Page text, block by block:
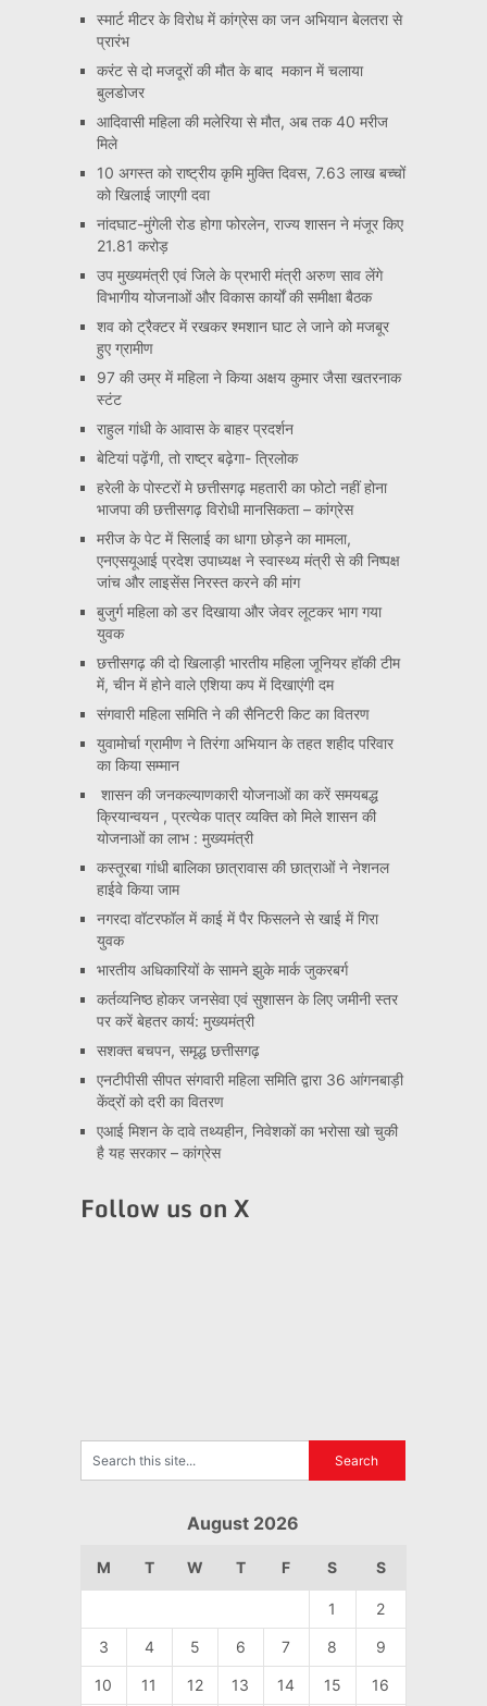
स्मार्ट मीटर के विरोध में कांग्रेस का जन अभियान बेलतरा से
प्रारंभ
करंट से दो मजदूरों की मौत के बाद मकान में चलाया
बुलडोजर
आदिवासी महिला की मलेरिया से मौत, अब तक 40 मरीज
मिले
10 अगस्त को राष्ट्रीय कृमि मुक्ति दिवस, 7.63 लाख बच्चों
को खिलाई जाएगी दवा
नांदघाट-मुंगेली रोड होगा फोरलेन, राज्य शासन ने मंजूर किए
21.81 करोड़
उप मुख्यमंत्री एवं जिले के प्रभारी मंत्री अरुण साव लेंगे
विभागीय योजनाओं और विकास कार्यों की समीक्षा बैठक
शव को ट्रैक्टर में रखकर श्मशान घाट ले जाने को मजबूर
हुए ग्रामीण
97 की उम्र में महिला ने किया अक्षय कुमार जैसा खतरनाक
स्टंट
राहुल गांधी के आवास के बाहर प्रदर्शन
बेटियां पढ़ेंगी, तो राष्ट्र बढ़ेगा- त्रिलोक
हरेली के पोस्टरों मे छत्तीसगढ़ महतारी का फोटो नहीं होना
भाजपा की छत्तीसगढ़ विरोधी मानसिकता – कांग्रेस
मरीज के पेट में सिलाई का धागा छोड़ने का मामला,
एनएसयूआई प्रदेश उपाध्यक्ष ने स्वास्थ्य मंत्री से की निष्पक्ष
जांच और लाइसेंस निरस्त करने की मांग
बुजुर्ग महिला को डर दिखाया और जेवर लूटकर भाग गया
युवक
छत्तीसगढ़ की दो खिलाड़ी भारतीय महिला जूनियर हॉकी टीम
में, चीन में होने वाले एशिया कप में दिखाएंगी दम
संगवारी महिला समिति ने की सैनिटरी किट का वितरण
युवामोर्चा ग्रामीण ने तिरंगा अभियान के तहत शहीद परिवार
का किया सम्मान
शासन की जनकल्याणकारी योजनाओं का करें समयबद्ध
क्रियान्वयन , प्रत्येक पात्र व्यक्ति को मिले शासन की
योजनाओं का लाभ : मुख्यमंत्री
कस्तूरबा गांधी बालिका छात्रावास की छात्राओं ने नेशनल
हाईवे किया जाम
नगरदा वॉटरफॉल में काई में पैर फिसलने से खाई में गिरा
युवक
भारतीय अधिकारियों के सामने झुके मार्क जुकरबर्ग
कर्तव्यनिष्ठ होकर जनसेवा एवं सुशासन के लिए जमीनी स्तर
पर करें बेहतर कार्य: मुख्यमंत्री
सशक्त बचपन, समृद्ध छत्तीसगढ़
एनटीपीसी सीपत संगवारी महिला समिति द्वारा 36 आंगनबाड़ी
केंद्रों को दरी का वितरण
एआई मिशन के दावे तथ्यहीन, निवेशकों का भरोसा खो चुकी
है यह सरकार – कांग्रेस
Follow us on X
August 2026
M T W T F S S
1 2
3 4 5 6 7 8 9
10 11 12 13 14 15 16